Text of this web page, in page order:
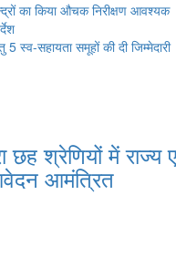
का किया औचक निरीक्षण आवश्‍यक
स्‍व-सहायता समूहों की दी जिम्‍मेदारी
छह श्रेणियों में राज्य
आमंत्रित